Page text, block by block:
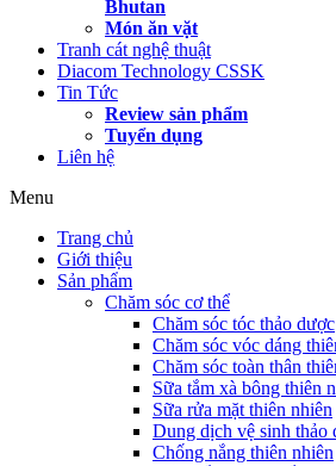
Bhutan
Món ăn vặt
Tranh cát nghệ thuật
Diacom Technology CSSK
Tin Tức
Review sản phẩm
Tuyển dụng
Liên hệ
Menu
Trang chủ
Giới thiệu
Sản phẩm
Chăm sóc cơ thể
Chăm sóc tóc thảo dược
Chăm sóc vóc dáng
Chăm sóc toàn thân
Sữa tắm xà bông thiên
Sữa rửa mặt thiên nhiên
Dung dịch vệ sinh thảo
Chống nắng thiên nhiên